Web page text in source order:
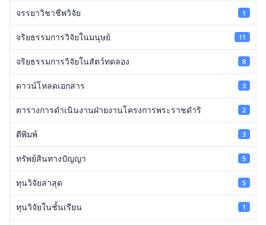
จรรยาวิชาชีพวิจัย 1
จริยธรรมการวิจัยในมนุษย์ 11
จริยธรรมการวิจัยในสัตว์ทดลอง 8
ดาวน์โหลดเอกสาร 3
ตารางการดำเนินงานฝ่ายงานโครงการพระราชดำริ 2
ตีพิมพ์ 3
ทรัพย์สินทางปัญญา 5
ทุนวิจัยล่าสุด 5
ทุนวิจัยในชั้นเรียน 1